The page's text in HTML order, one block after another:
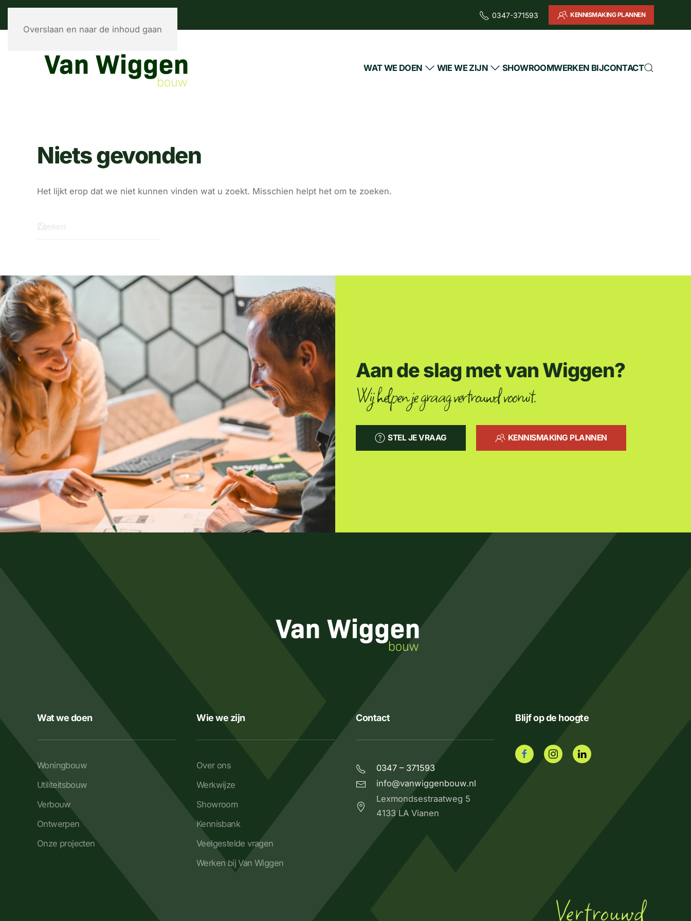
Overslaan en naar de inhoud gaan
0347-371593 KENNISMAKING PLANNEN
WAT WE DOEN WIE WE ZIJN SHOWROOMWERKEN BIJCONTACT
Niets gevonden
Het lijkt erop dat we niet kunnen vinden wat u zoekt. Misschien helpt het om te zoeken.
Aan de slag met van Wiggen?
Wij helpen je graag vertrouwd vooruit.
STEL JE VRAAG KENNISMAKING PLANNEN
Wat we doen
Woningbouw
Utiliteitsbouw
Verbouw
Ontwerpen
Onze projecten
Wie we zijn
Over ons
Werkwijze
Showroom
Kennisbank
Veelgestelde vragen
Werken bij Van Wiggen
Contact
0347 – 371593
info@vanwiggenbouw.nl
Lexmondsestraatweg 5
4133 LA Vianen
Blijf op de hoogte